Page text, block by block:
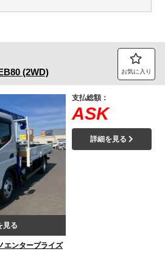
(2WD) お気に入り
見る
エンタープライズ
支払総額：
ASK
詳細を見る